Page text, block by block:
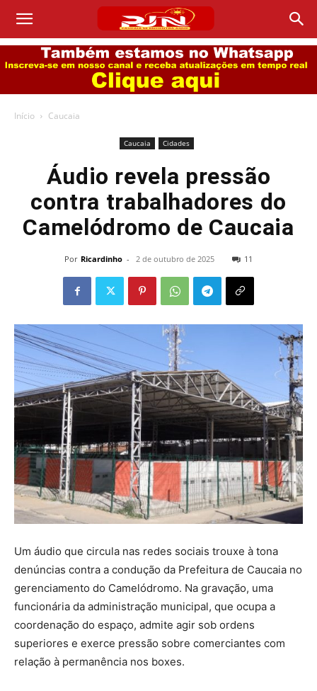
Início Caucaia
Caucaia Cidades
Áudio revela pressão
contra trabalhadores do
Camelódromo de Caucaia
Por Ricardinho - 2 de outubro de 2025 11
Um áudio que circula nas redes sociais trouxe à tona
denúncias contra a condução da Prefeitura de Caucaia no
gerenciamento do Camelódromo. Na gravação, uma
funcionária da administração municipal, que ocupa a
coordenação do espaço, admite agir sob ordens
superiores e exerce pressão sobre comerciantes com
relação à permanência nos boxes.